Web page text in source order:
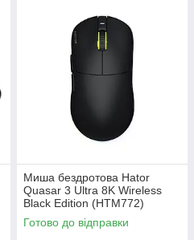
Миша бездротова Hator
Quasar 3 Ultra 8K Wireless
Black Edition (HTM772)
Готово до відправки